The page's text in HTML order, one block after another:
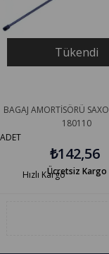
Tükendi
BAGAJ AMORTİSÖRÜ
180110
ADET
₺142,56
Ücretsiz Kargo
Hızlı Kargo